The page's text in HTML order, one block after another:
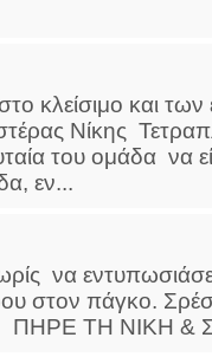
και των
Νίκης
του ομάδα να
εν...
να
στον πάγκο.
ΠΗΡΕ ΤΗ ΝΙΚΗ &